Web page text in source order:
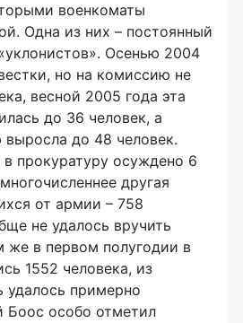
военкоматы
Одна из них – постоянный
Осенью 2004
но на комиссию не
весной 2005 года эта
до 36 человек, а
до 48 человек.
прокуратуру осуждено 6
другая
от армии – 758
не удалось вручить
же в первом полугодии в
1552 человека, из
удалось примерно
Боос особо отметил